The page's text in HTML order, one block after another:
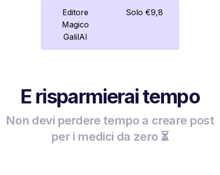
Editore
Magico
GalilAI
Solo €9,8
E risparmierai tempo
Non devi perdere tempo a creare post
per i medici da zero ⏳